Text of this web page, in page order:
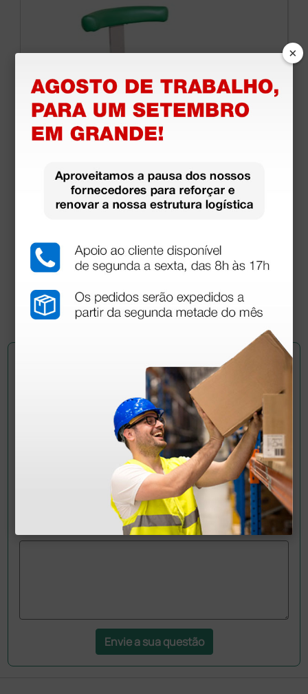
verde Vancouver
510,00 €
(Preço sem IVA)
1 unidade
Pergunte a um colega
Ainda tem dúvidas?Necessita de mais
esclarecimentos? Envie agora a sua questão aos
colegas que já adquiriram este produto.
Envie a sua questão
×